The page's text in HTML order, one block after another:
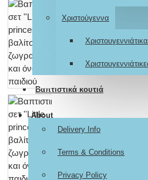
Χριστούγεννα
Βαπτιστικά κουτιά
About
Delivery Info
Terms & Conditions
Privacy Policy